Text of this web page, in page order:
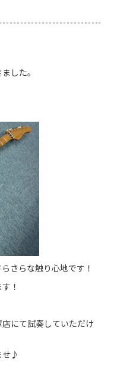
した。
さらな触り心地です！
！
にて試奏していただけ
せ♪